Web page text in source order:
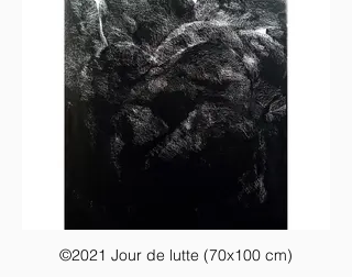
©2021 Jour de lutte (70x100 cm)